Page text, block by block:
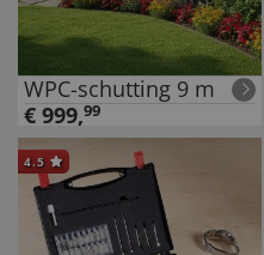
WPC-schutting 9 m
€ 999,99
4.5